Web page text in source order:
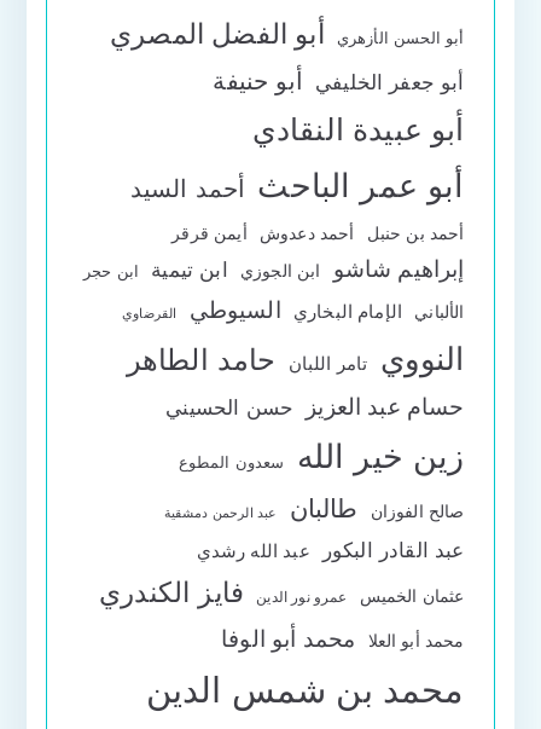
أبو الحسن الأزهري أبو الفضل المصري
أبو جعفر الخليفي أبو حنيفة
أبو عبيدة النقادي
أبو عمر الباحث أحمد السيد
أحمد بن حنبل أحمد دعدوش أيمن قرقر
إبراهيم شاشو ابن الجوزي ابن تيمية ابن حجر
الألباني الإمام البخاري السيوطي القرضاوي
النووي تامر اللبان حامد الطاهر
حسام عبد العزيز حسن الحسيني
زين خير الله سعدون المطوع
صالح الفوزان طالبان عبد الرحمن دمشقية
عبد القادر البكور عبد الله رشدي
عثمان الخميس عمرو نور الدين فايز الكندري
محمد أبو العلا محمد أبو الوفا
محمد بن شمس الدين